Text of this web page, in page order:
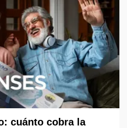
cuánto cobra la